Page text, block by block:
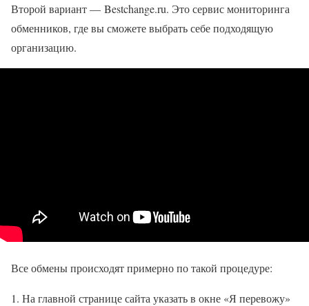
Второй вариант — Bestchange.ru. Это сервис мониторинга
обменников, где вы сможете выбрать себе подходящую
организацию.
Все обмены происходят примерно по такой процедуре:
На главной странице сайта указать в окне «Я перевожу»